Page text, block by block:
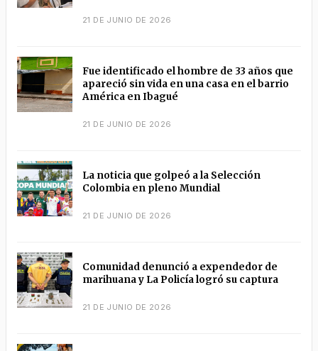
21 DE JUNIO DE 2026
Fue identificado el hombre de 33 años que
apareció sin vida en una casa en el barrio
América en Ibagué
21 DE JUNIO DE 2026
La noticia que golpeó a la Selección
Colombia en pleno Mundial
21 DE JUNIO DE 2026
Comunidad denunció a expendedor de
marihuana y La Policía logró su captura
21 DE JUNIO DE 2026